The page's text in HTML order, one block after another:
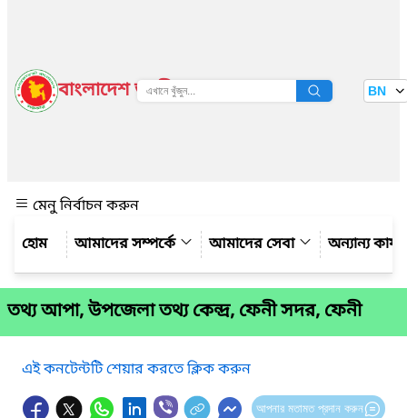
বাংলাদেশ জাতীয় তথ্য বাতায়ন BN
মেনু নির্বাচন করুন
আমাদের সম্পর্কে
আমাদের সেবা অন্যান্য
তথ্য আপা, উপজেলা তথ্য কেন্দ্র, ফেনী সদর, ফেনী
এই কনটেন্টটি শেয়ার করতে ক্লিক করুন
আপনার মতামত প্রদান করুন